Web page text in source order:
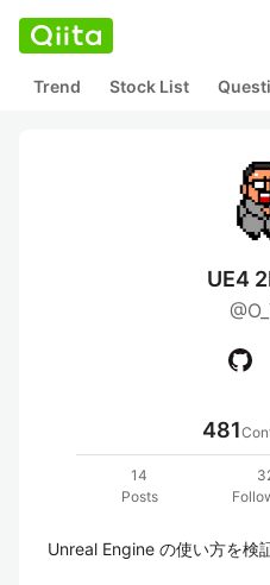
Trend Stock List
UE4
481
14
Posts
Unreal Engine の使い方を検